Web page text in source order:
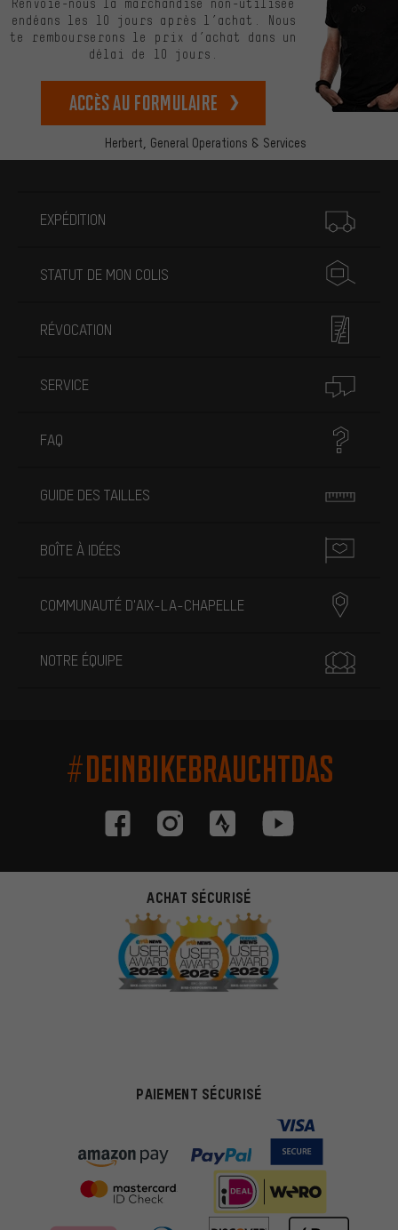
Herbert, General Operations & Services
Renvoie-nous la marchandise non-utilisée
endéans les 10 jours après l’achat. Nous
te rembourserons le prix d’achat dans un
délai de 10 jours.
Accès au formulaire
EXPÉDITION
STATUT DE MON COLIS
RÉVOCATION
SERVICE
FAQ
GUIDE DES TAILLES
BOÎTE À IDÉES
COMMUNAUTÉ D'AIX-LA-CHAPELLE
NOTRE ÉQUIPE
#DEINBIKEBRAUCHTDAS
ACHAT SÉCURISÉ
PAIEMENT SÉCURISÉ